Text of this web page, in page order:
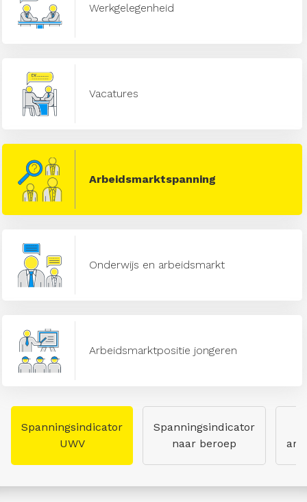
Werkgelegenheid
Vacatures
Arbeidsmarktspanning
Onderwijs en arbeidsmarkt
Arbeidsmarktpositie jongeren
Spanningsindicator
UWV
Spanningsindicator
naar beroep